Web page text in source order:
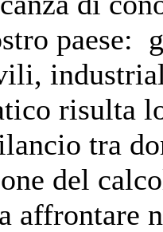
paese:
risulta
tra
del
affrontare